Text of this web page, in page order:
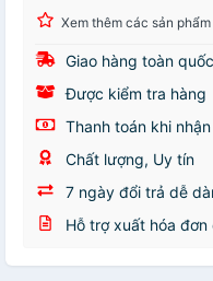
Xem thêm các sản phẩm
Giao hàng toàn quốc
Được kiểm tra hàng
Thanh toán khi
Chất lượng, Uy tín
7 ngày đổi trả dễ
Hỗ trợ xuất hóa đơn